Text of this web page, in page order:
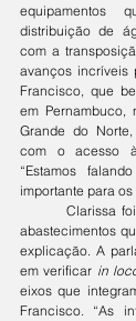
equipamentos
distribuição de
com a
avanços incríveis
Francisco, que
em
Grande do
com o acesso
“Estamos
importante para os
	Clarissa foi informada sobre problemas de
abastecimentos
explicação. A
em verificar in
eixos que
Francisco. “As